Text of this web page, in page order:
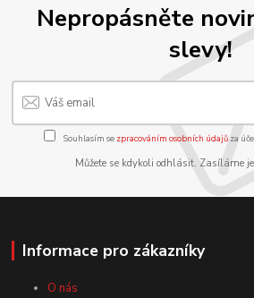
Nepropásněte
slevy!
Souhlasím se zpracováním osobních údajůza
Můžete se kdykoli odhlásit. Zasíláme
Informace pro zákazníky
O nás